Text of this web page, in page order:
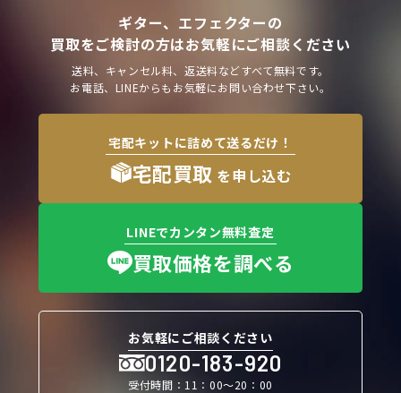
ギター、エフェクターの
買取をご検討の方はお気軽にご相談ください
送料、キャンセル料、返送料などすべて無料です。
お電話、LINEからもお気軽にお問い合わせ下さい。
宅配キットに詰めて送るだけ！
宅配買取 を申し込む
LINEでカンタン無料査定
買取価格を調べる
お気軽にご相談ください
0120-183-920
受付時間：11：00〜20：00